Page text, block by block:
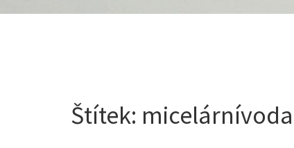
Štítek: micelárnívoda